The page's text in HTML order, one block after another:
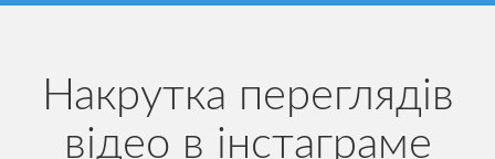
Накрутка переглядів
відео в інстаграме